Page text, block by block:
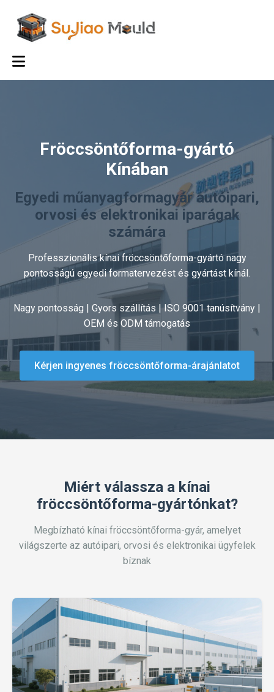
Fröccsöntőforma-gyártó
Kínában
Egyedi műanyagformagyár autóipari,
orvosi és elektronikai iparágak
számára
Professzionális kínai fröccsöntőforma-gyártó nagy
pontosságú egyedi formatervezést és gyártást kínál.
Nagy pontosság | Gyors szállítás | ISO 9001 tanúsítvány |
OEM és ODM támogatás
Kérjen ingyenes fröccsöntőforma-árajánlatot
Miért válassza a kínai
fröccsöntőforma-gyártónkat?
Megbízható kínai fröccsöntőforma-gyár, amelyet
világszerte az autóipari, orvosi és elektronikai ügyfelek
bíznak